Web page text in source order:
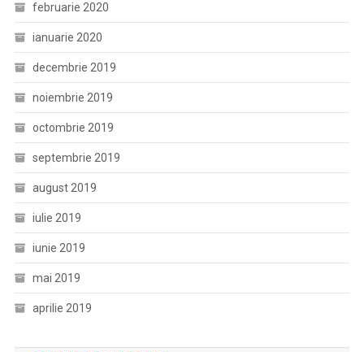
februarie 2020
ianuarie 2020
decembrie 2019
noiembrie 2019
octombrie 2019
septembrie 2019
august 2019
iulie 2019
iunie 2019
mai 2019
aprilie 2019